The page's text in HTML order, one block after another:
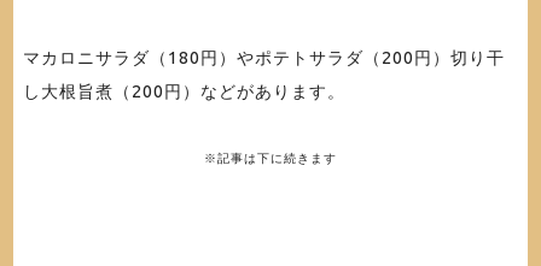
マカロニサラダ（180円）やポテトサラダ（200円）切り干
し大根旨煮（200円）などがあります。
※記事は下に続きます